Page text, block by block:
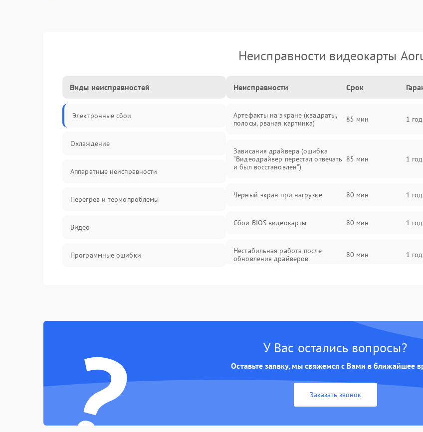
Неисправности видеокарты
Виды неисправностей
Электронные сбои
Охлаждение
Аппаратные неисправности
Перегрев и термопроблемы
Видео
Программные ошибки
Питание
Электронные компоненты
Неисправности Срок
Артефакты на экране (квадраты,
полосы, рваная картинка)
85 мин 1 год
Зависания драйвера (ошибка
“Видеодрайвер перестал отвечать
и был восстановлен”)
85 мин 1 год
Черный экран при нагрузке 80 мин 1 год
Сбои BIOS видеокарты 80 мин 1 год
Нестабильная работа после
обновления драйверов
80 мин 1 год
? У Вас остались вопросы?
Оставьте заявку, мы свяжемся с Вами в ближайшее
Заказать звонок